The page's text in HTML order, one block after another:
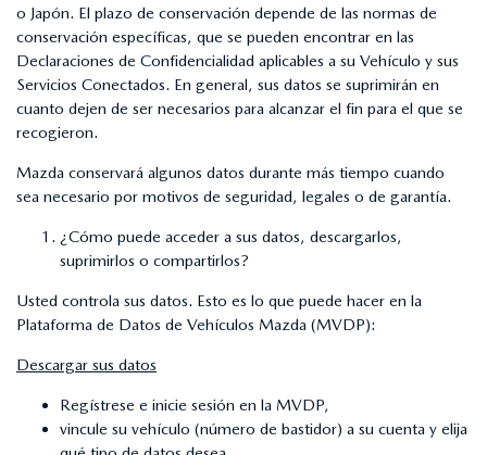
o Japón. El plazo de conservación depende de las normas de
conservación específicas, que se pueden encontrar en las
Declaraciones de Confidencialidad aplicables a su Vehículo y sus
Servicios Conectados. En general, sus datos se suprimirán en
cuanto dejen de ser necesarios para alcanzar el fin para el que se
recogieron.
Mazda conservará algunos datos durante más tiempo cuando
sea necesario por motivos de seguridad, legales o de garantía.
¿Cómo puede acceder a sus datos, descargarlos,
suprimirlos o compartirlos?
Usted controla sus datos. Esto es lo que puede hacer en la
Plataforma de Datos de Vehículos Mazda (MVDP):
Descargar sus datos
Regístrese e inicie sesión en la MVDP,
vincule su vehículo (número de bastidor) a su cuenta y elija